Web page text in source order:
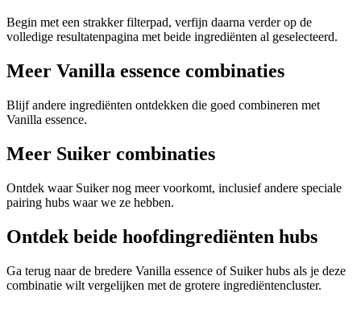
Begin met een strakker filterpad, verfijn daarna verder op de
volledige resultatenpagina met beide ingrediënten al geselecteerd.
Meer Vanilla essence combinaties
Blijf andere ingrediënten ontdekken die goed combineren met
Vanilla essence.
Meer Suiker combinaties
Ontdek waar Suiker nog meer voorkomt, inclusief andere speciale
pairing hubs waar we ze hebben.
Ontdek beide hoofdingrediënten hubs
Ga terug naar de bredere Vanilla essence of Suiker hubs als je deze
combinatie wilt vergelijken met de grotere ingrediëntencluster.